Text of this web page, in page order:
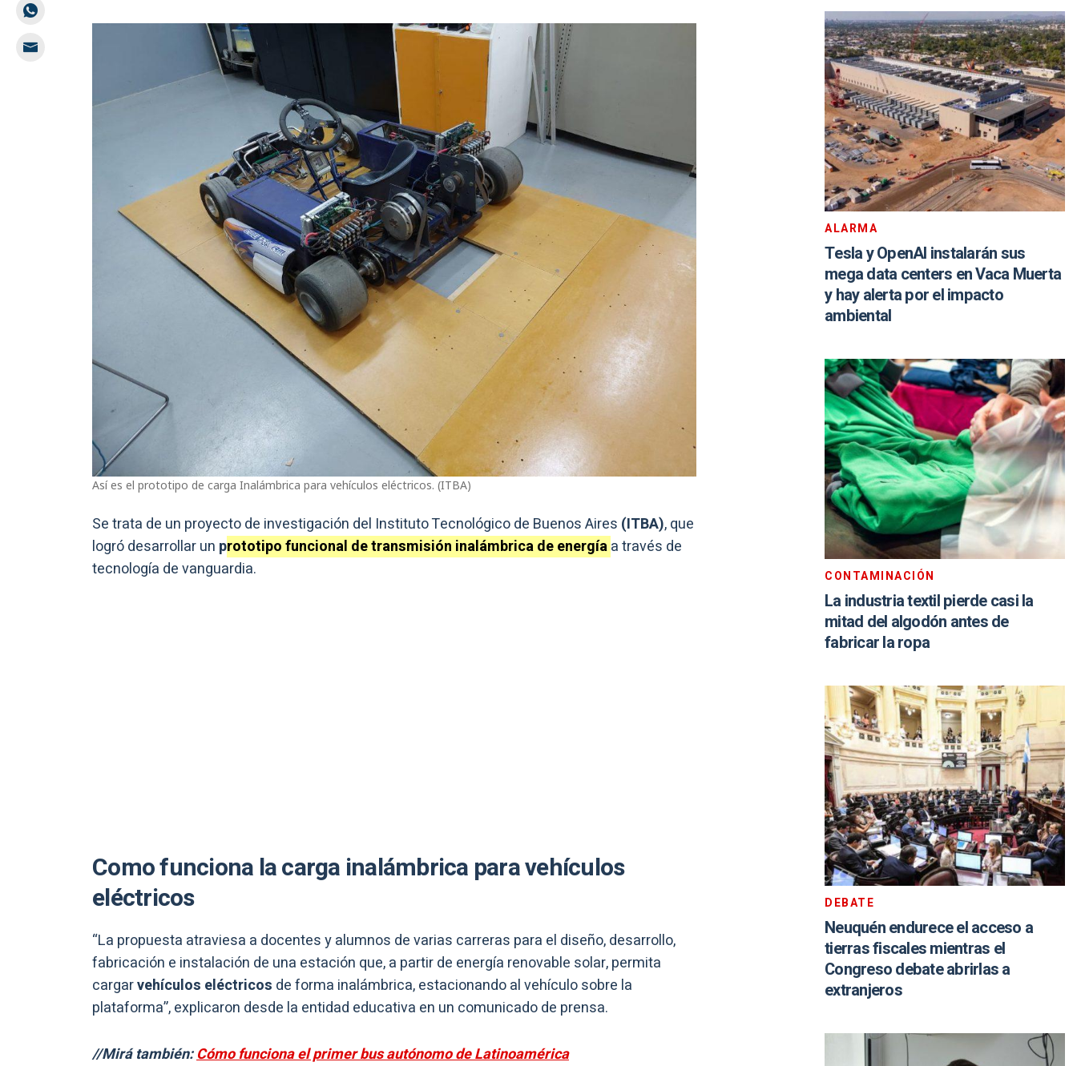
Así es el prototipo de carga Inalámbrica para vehículos eléctricos. (ITBA)
Se trata de un proyecto de investigación del Instituto Tecnológico de Buenos Aires (ITBA), que
logró desarrollar un prototipo funcional de transmisión inalámbrica de energíaa través de
tecnología de vanguardia.
Como funciona la carga inalámbrica para vehículos
eléctricos
“La propuesta atraviesa a docentes y alumnos de varias carreras para el diseño, desarrollo,
fabricación e instalación de una estación que, a partir de energía renovable solar, permita
cargarvehículos eléctricos de forma inalámbrica, estacionando al vehículo sobre la
plataforma”, explicaron desde la entidad educativa en un comunicado de prensa.
//Mirá también:Cómo funciona el primer bus autónomo de Latinoamérica
ALARMA
Tesla y OpenAI instalarán sus
mega data centers en Vaca Muerta
y hay alerta por el impacto
ambiental
CONTAMINACIÓN
La industria textil pierde casi la
mitad del algodón antes de
fabricar la ropa
DEBATE
Neuquén endurece el acceso a
tierras fiscales mientras el
Congreso debate abrirlas a
extranjeros